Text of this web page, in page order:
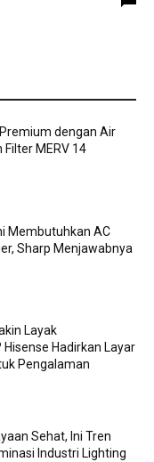
dengan Air
MERV 14
Membutuhkan AC
Sharp Menjawabnya
Layak
Hadirkan Layar
Pengalaman
Sehat, Ini Tren
Industri Lighting